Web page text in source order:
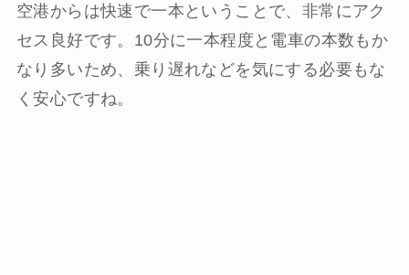
空港からは快速で一本ということで、非常にアク
セス良好です。10分に一本程度と電車の本数もか
なり多いため、乗り遅れなどを気にする必要もな
く安心ですね。